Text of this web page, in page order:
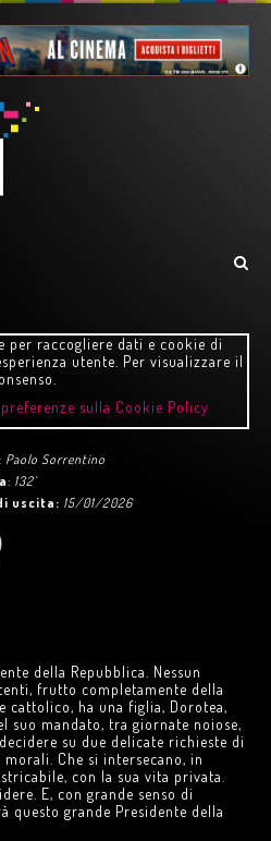
per raccogliere dati e cookie di
utente. Per visualizzare il
sulla Cookie Policy
: Paolo Sorrentino
: 132'
uscita: 15/01/2026
della Repubblica. Nessun
frutto completamente della
cattolico, ha una figlia, Dorotea,
suo mandato, tra giornate noiose,
su due delicate richieste di
Che si intersecano, in
con la sua vita privata.
E, con grande senso di
questo grande Presidente della